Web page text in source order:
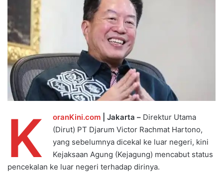
K oranKini.com | Jakarta – Direktur Utama
(Dirut) PT Djarum Victor Rachmat Hartono,
yang sebelumnya dicekal ke luar negeri, kini
Kejaksaan Agung (Kejagung) mencabut status
pencekalan ke luar negeri terhadap dirinya.